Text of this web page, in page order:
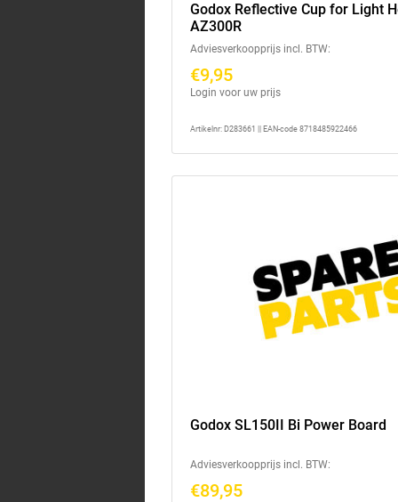
Godox Reflective Cup for Light
AZ300R
Adviesverkoopprijs incl. BTW:
€9,95
Login voor uw prijs
Artikelnr: D283661 || EAN-code 8718485922466
Godox SL150II Bi Power Board
Adviesverkoopprijs incl. BTW:
€89,95